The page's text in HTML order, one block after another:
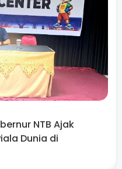
NTB Ajak
Dunia di